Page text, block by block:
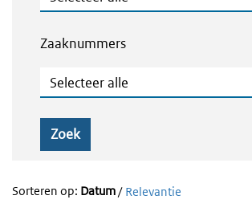
Zaaknummers
Zaaknummers
Zoek
Sorteren op: Datum/ Relevantie